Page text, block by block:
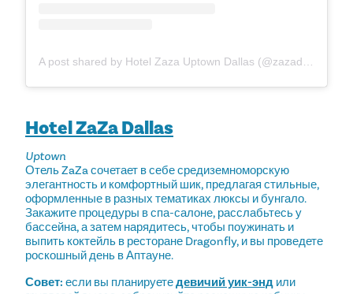
Hotel ZaZa Dallas
Uptown
Отель ZaZa сочетает в себе средиземноморскую
элегантность и комфортный шик, предлагая стильные,
оформленные в разных тематиках люксы и бунгало.
Закажите процедуры в спа-салоне, расслабьтесь у
бассейна, а затем нарядитесь, чтобы поужинать и
выпить коктейль в ресторане Dragonfly, и вы проведете
роскошный день в Аптауне.
Совет: если вы планируетедевичий уик-энд или